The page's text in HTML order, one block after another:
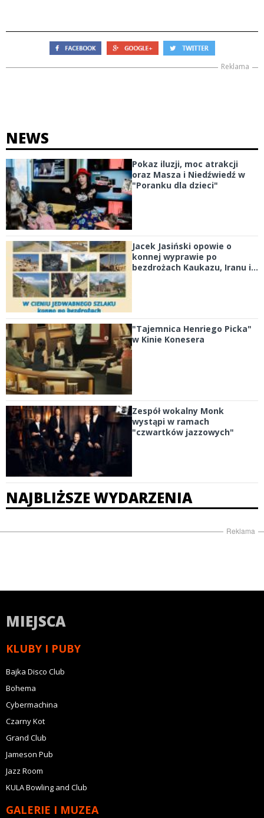
Reklama
NEWS
Pokaz iluzji, moc atrakcji
oraz Masza i Niedźwiedź w
"Poranku dla dzieci"
Jacek Jasiński opowie o
konnej wyprawie po
bezdrożach Kaukazu, Iranu i...
"Tajemnica Henriego Picka"
w Kinie Konesera
Zespół wokalny Monk
wystąpi w ramach
"czwartków jazzowych"
NAJBLIŻSZE WYDARZENIA
Reklama
MIEJSCA
KLUBY I PUBY
Bajka Disco Club
Bohema
Cybermachina
Czarny Kot
Grand Club
Jameson Pub
Jazz Room
KULA Bowling and Club
GALERIE I MUZEA